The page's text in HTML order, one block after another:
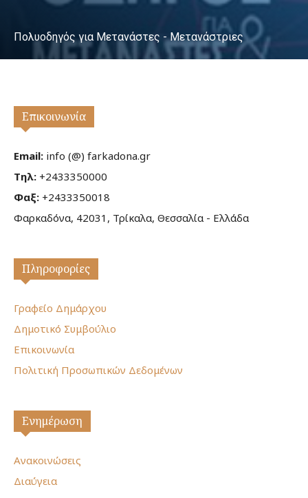
Πολυοδηγός για Μετανάστες - Μετανάστριες
Επικοινωνία
Email: info (@) farkadona.gr
Τηλ: +2433350000
Φαξ: +2433350018
Φαρκαδόνα, 42031, Τρίκαλα, Θεσσαλία - Ελλάδα
Πληροφορίες
Γραφείο Δημάρχου
Δημοτικό Συμβούλιο
Επικοινωνία
Πολιτική Προσωπικών Δεδομένων
Ενημέρωση
Ανακοινώσεις
Διαύγεια